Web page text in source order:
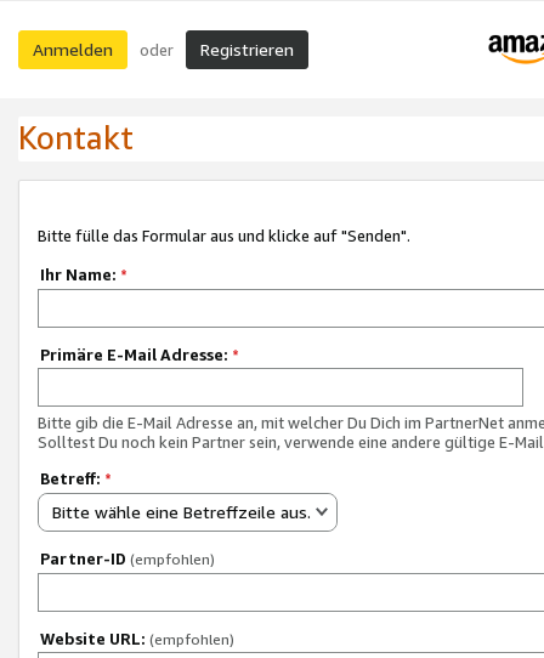
Anmelden oder Registrieren
Kontakt
Bitte fülle das Formular aus und klicke auf "Senden".
Ihr Name: *
Primäre E-Mail Adresse: *
Bitte gib die E-Mail Adresse an, mit welcher Du Dich im PartnerNet
Solltest Du noch kein Partner sein, verwende eine andere gültige E-
Betreff: *
Bitte wähle eine Betreffzeile aus.
Partner-ID (empfohlen)
Website URL: (empfohlen)